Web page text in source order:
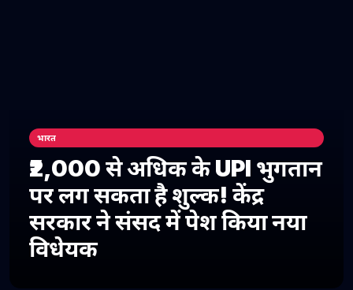
भारत
₹2,000 से अधिक के UPI भुगतान
पर लग सकता है शुल्क! केंद्र
सरकार ने संसद में पेश किया नया
विधेयक